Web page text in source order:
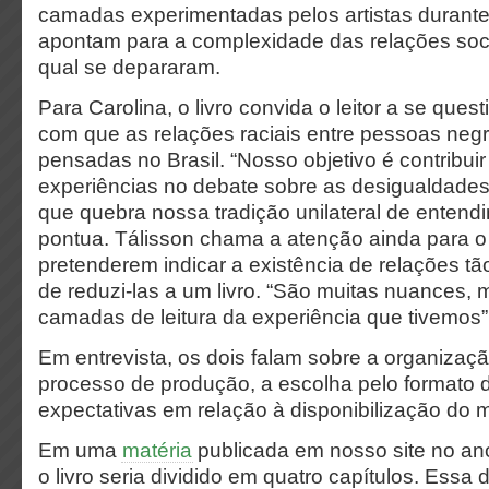
camadas experimentadas pelos artistas
apontam para a complexidade das relações
qual se depararam.
Para Carolina, o livro convida o leitor a se
com que as relações raciais entre pessoas
pensadas no Brasil. “Nosso objetivo é
experiências no debate sobre as
que quebra nossa tradição unilateral de
pontua. Tálisson chama a atenção ainda para
pretenderem indicar a existência de relações
de reduzi-las a um livro. “São muitas nuances,
camadas de leitura da experiência que
Em entrevista, os dois falam sobre a
processo de produção, a escolha pelo formato
expectativas em relação à disponibilização do
Em uma matéria publicada em nosso site no
o livro seria dividido em quatro capítulos. Essa